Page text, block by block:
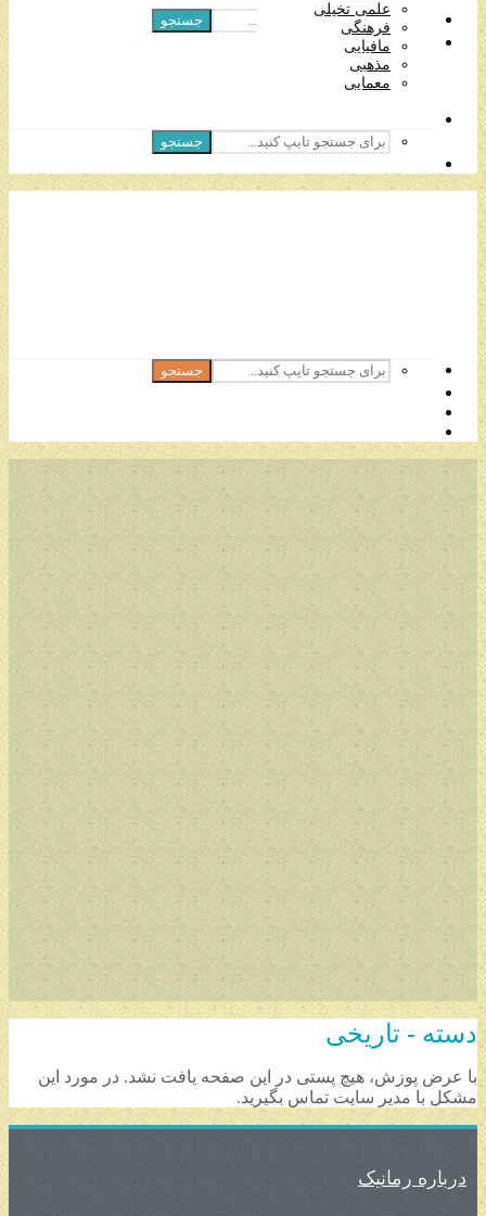
جستجو
علمی تخیلی
فرهنگی
مافیایی
مذهبی
معمایی
جستجو
جستجو
دسته - تاریخی
با عرض پوزش، هیچ پستی در این صفحه یافت نشد. در مورد این
مشکل با مدیر سایت تماس بگیرید.
درباره رمانیک